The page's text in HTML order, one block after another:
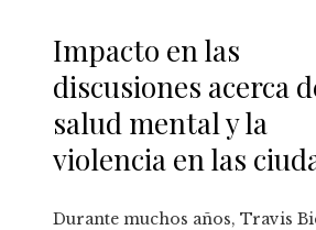
Impacto en las
discusiones acerca
salud mental y la
violencia en las
Durante muchos años, Travis